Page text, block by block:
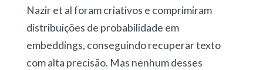
Nazir et al foram criativos e comprimiram
distribuições de probabilidade em
embeddings, conseguindo recuperar texto
com alta precisão. Mas nenhum desses